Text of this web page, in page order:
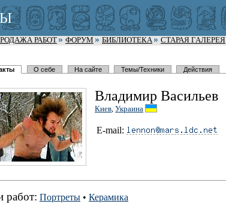
РАБОТ ФОРУМ БИБЛИОТЕКА
СТАРАЯ ГАЛЕРЕЯ
О себе На сайте Темы/Техники Действия
Владимир Васильев
Киев, Украина
E-mail:
работ: Портреты • Керамика